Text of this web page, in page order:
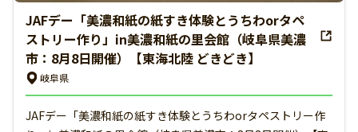
JAFデー「美濃和紙の紙すき体験とうちわorタペ
ストリー作り」in美濃和紙の里会館（岐阜県美濃
市：8月8日開催）【東海北陸 どきどき】
岐阜県
JAFデー「美濃和紙の紙すき体験とうちわorタペストリー作